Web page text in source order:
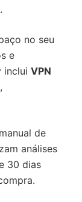
no seu
e
inclui VPN
manual de
análises
30 dias